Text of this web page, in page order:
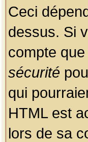
Ceci
dessus. Si
compte
sécurité
qui
HTML est
lors de sa